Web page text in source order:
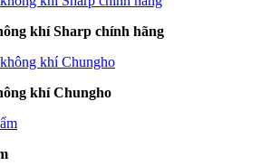
khí Sharp chính hãng
khí Chungho